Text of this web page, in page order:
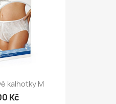
kalhotky M
Kč